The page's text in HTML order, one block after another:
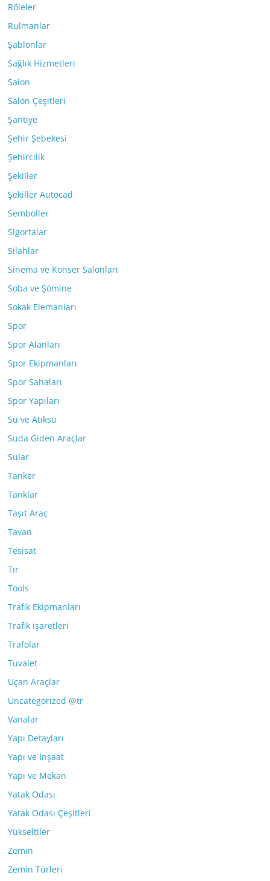
Röleler
Rulmanlar
Şablonlar
Sağlık Hizmetleri
Salon
Salon Çeşitleri
Şantiye
Şehir Şebekesi
Şehircilik
Şekiller
Şekiller Autocad
Semboller
Sigortalar
Silahlar
Sinema ve Konser Salonları
Soba ve Şömine
Sokak Elemanları
Spor
Spor Alanları
Spor Ekipmanları
Spor Sahaları
Spor Yapıları
Su ve Atıksu
Suda Giden Araçlar
Sular
Tanker
Tanklar
Taşıt Araç
Tavan
Tesisat
Tır
Tools
Trafik Ekipmanları
Trafik işaretleri
Trafolar
Tuvalet
Uçan Araçlar
Uncategorized @tr
Vanalar
Yapı Detayları
Yapı ve İnşaat
Yapı ve Mekan
Yatak Odası
Yatak Odası Çeşitleri
Yükseltiler
Zemin
Zemin Türleri